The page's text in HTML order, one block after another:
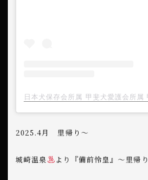
2025.4月 里帰り〜
城崎温泉 より『備前怜皇』〜里帰り